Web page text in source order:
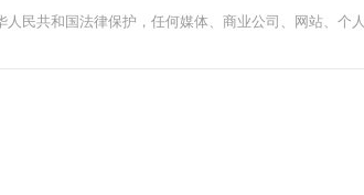
民共和国法律保护，任何媒体、商业公司、网站、个